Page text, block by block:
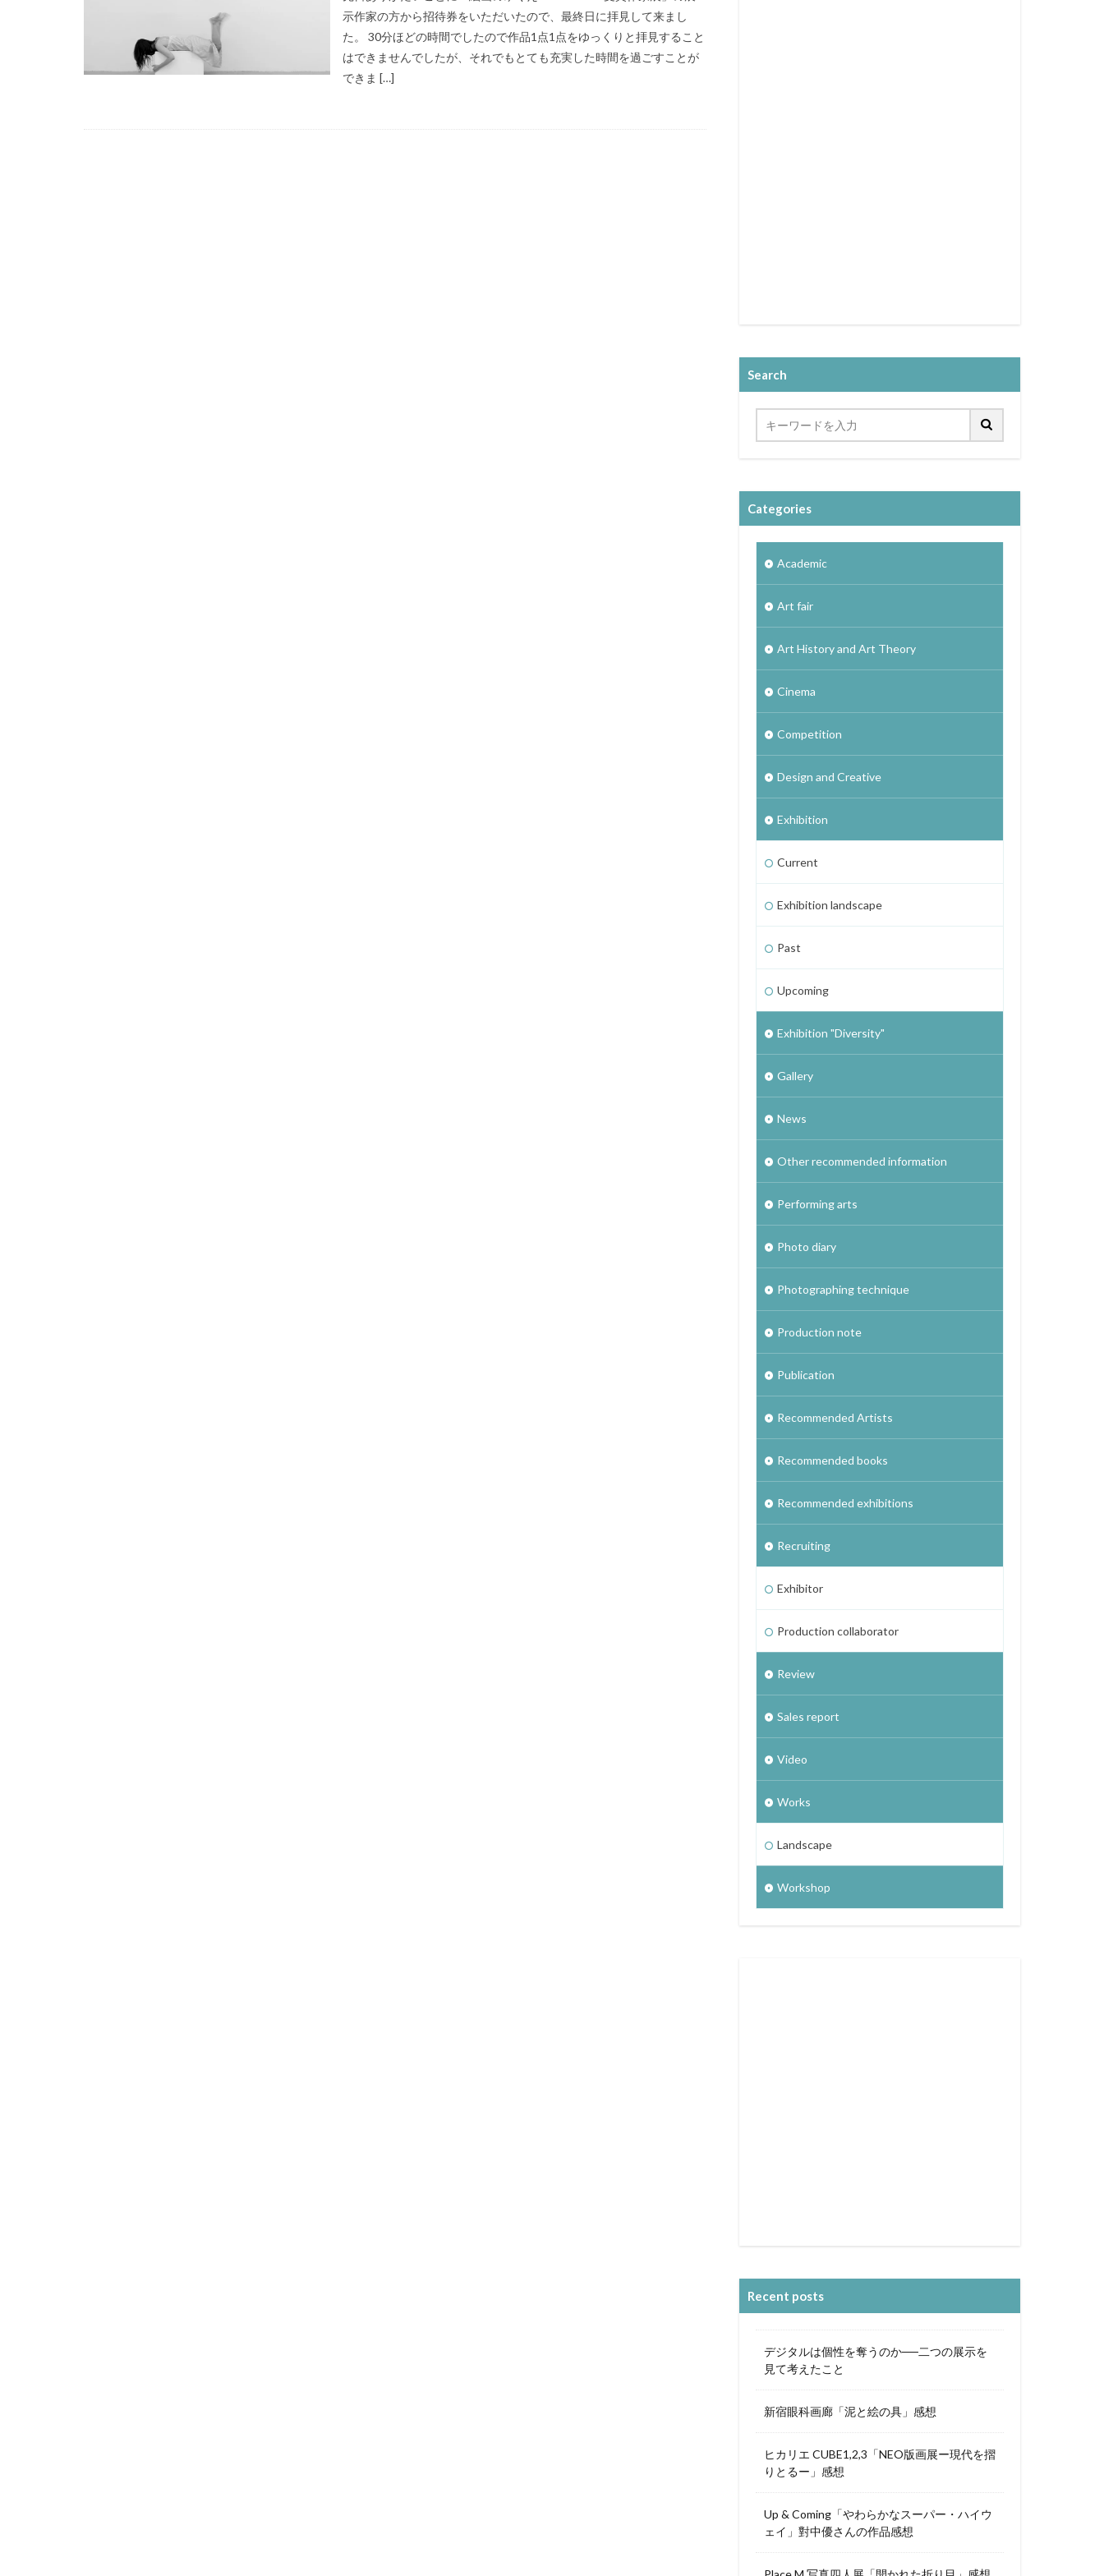
示作家の方から招待券をいただいたので、最終日に拝見して来まし
た。 30分ほどの時間でしたので作品1点1点をゆっくりと拝見すること
はできませんでしたが、それでもとても充実した時間を過ごすことが
できま […]
Search
Categories
Academic
Art fair
Art History and Art Theory
Cinema
Competition
Design and Creative
Exhibition
Current
Exhibition landscape
Past
Upcoming
Exhibition "Diversity"
Gallery
News
Other recommended information
Performing arts
Photo diary
Photographing technique
Production note
Publication
Recommended Artists
Recommended books
Recommended exhibitions
Recruiting
Exhibitor
Production collaborator
Review
Sales report
Video
Works
Landscape
Workshop
Recent posts
デジタルは個性を奪うのか──二つの展示を
見て考えたこと
新宿眼科画廊「泥と絵の具」感想
ヒカリエ CUBE1,2,3「NEO版画展ー現代を摺
りとるー」感想
Up & Coming「やわらかなスーパー・ハイウ
ェイ」對中優さんの作品感想